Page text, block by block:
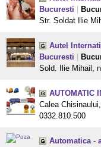
Bucuresti
Str. Soldat Ilie
Autel
Bucuresti
Sold. Ilie Mihail,
AUTOMATIC
Calea
0332.810.500
Automatica -